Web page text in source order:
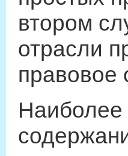
втором
отрасли
правовое
Наиболее